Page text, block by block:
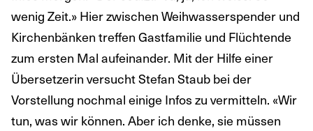
wenig Zeit.» Hier zwischen Weihwasserspender und
Kirchenbänken treffen Gastfamilie und Flüchtende
zum ersten Mal aufeinander. Mit der Hilfe einer
Übersetzerin versucht Stefan Staub bei der
Vorstellung nochmal einige Infos zu vermitteln. «Wir
tun, was wir können. Aber ich denke, sie müssen